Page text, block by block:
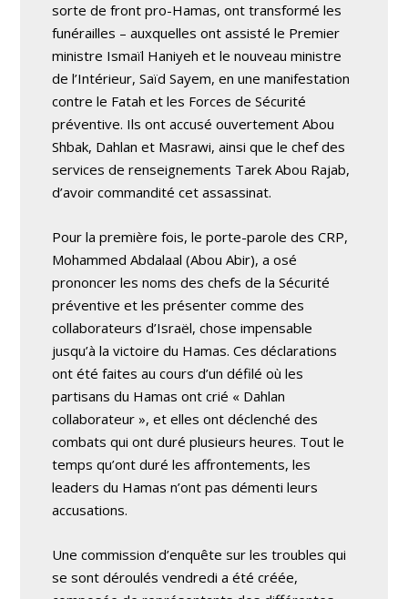
sorte de front pro-Hamas, ont transformé les
funérailles – auxquelles ont assisté le Premier
ministre Ismaïl Haniyeh et le nouveau ministre
de l’Intérieur, Saïd Sayem, en une manifestation
contre le Fatah et les Forces de Sécurité
préventive. Ils ont accusé ouvertement Abou
Shbak, Dahlan et Masrawi, ainsi que le chef des
services de renseignements Tarek Abou Rajab,
d’avoir commandité cet assassinat.
Pour la première fois, le porte-parole des CRP,
Mohammed Abdalaal (Abou Abir), a osé
prononcer les noms des chefs de la Sécurité
préventive et les présenter comme des
collaborateurs d’Israël, chose impensable
jusqu’à la victoire du Hamas. Ces déclarations
ont été faites au cours d’un défilé où les
partisans du Hamas ont crié « Dahlan
collaborateur », et elles ont déclenché des
combats qui ont duré plusieurs heures. Tout le
temps qu’ont duré les affrontements, les
leaders du Hamas n’ont pas démenti leurs
accusations.
Une commission d’enquête sur les troubles qui
se sont déroulés vendredi a été créée,